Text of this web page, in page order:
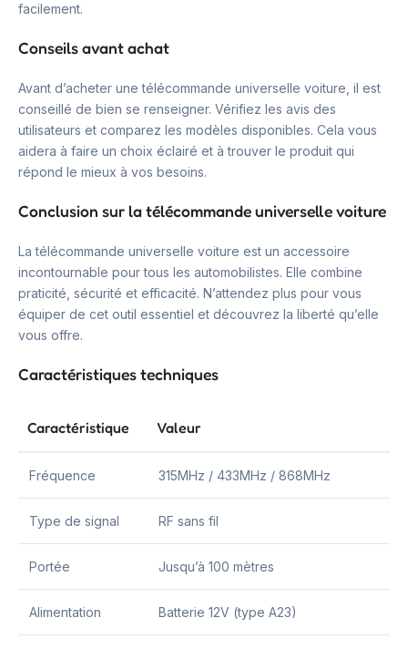
facilement.
Conseils avant achat
Avant d’acheter une télécommande universelle voiture, il est
conseillé de bien se renseigner. Vérifiez les avis des
utilisateurs et comparez les modèles disponibles. Cela vous
aidera à faire un choix éclairé et à trouver le produit qui
répond le mieux à vos besoins.
Conclusion sur la télécommande universelle voiture
La télécommande universelle voiture est un accessoire
incontournable pour tous les automobilistes. Elle combine
praticité, sécurité et efficacité. N’attendez plus pour vous
équiper de cet outil essentiel et découvrez la liberté qu’elle
vous offre.
Caractéristiques techniques
Caractéristique Valeur
Fréquence 315MHz / 433MHz / 868MHz
Type de signal RF sans fil
Portée Jusqu’à 100 mètres
Alimentation Batterie 12V (type A23)